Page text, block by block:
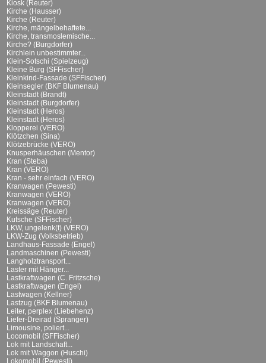
Kiosk (Reuter)
Kirche (Hausser)
Kirche (Reuter)
Kirche, mängelbehaftete...
Kirche, transmoslemische...
Kirche? (Burgdorfer)
Kirchlein unbestimmter...
Klein-Sotschi (Spielzeug)
Kleine Burg (SFFischer)
Kleinkind-Fassade (SFFischer)
Kleinsegler (BKF Blumenau)
Kleinstadt (Brandt)
Kleinstadt (Burgdorfer)
Kleinstadt (Heros)
Kleinstadt (Heros)
Klopperei (VERO)
Klötzchen (Sina)
Klötzebrücke (VERO)
Knusperhäuschen (Mentor)
Kran (Steba)
Kran (VERO)
Kran - sehr einfach (VERO)
Kranwagen (Pewesti)
Kranwagen (VERO)
Kranwagen (VERO)
Kreissäge (Reuter)
Kutsche (SFFischer)
LKW, ungelenk(t) (VERO)
LKW-Zug (Volksbetrieb)
Landhaus-Fassade (Engel)
Landmaschinen (Pewesti)
Langholztransport...
Laster mit Hänger...
Lastkraftwagen (C. Fritzsche)
Lastkraftwagen (Engel)
Lastwagen (Kellner)
Lastzug (BKF Blumenau)
Leiter, perplex (Liebehenz)
Liefer-Dreirad (Spranger)
Limousine, poliert...
Locomobil (SFFischer)
Lok mit Landschaft...
Lok mit Waggon (Huschi)
Lokomobil (Pewesti)